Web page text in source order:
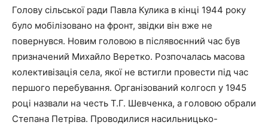
Голову сільської ради Павла Кулика в кінці 1944 року
було мобілізовано на фронт, звідки він вже не
повернувся. Новим головою в післявоєнний час був
призначений Михайло Веретко. Розпочалась масова
колективізація села, якої не встигли провести під час
першого перебування. Організований колгосп у 1945
році назвали на честь Т.Г. Шевченка, а головою обрали
Степана Петріва. Проводилися насильницько-